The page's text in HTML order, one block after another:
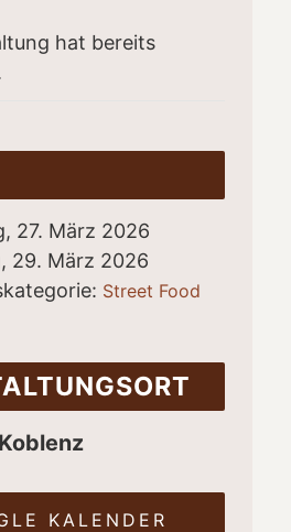
hat bereits
27. März 2026
29. März 2026
Street Food
KALENDER